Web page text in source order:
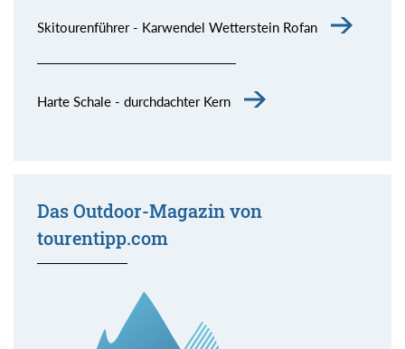
Skitourenführer - Karwendel Wetterstein Rofan
Harte Schale - durchdachter Kern
Das Outdoor-Magazin von
tourentipp.com